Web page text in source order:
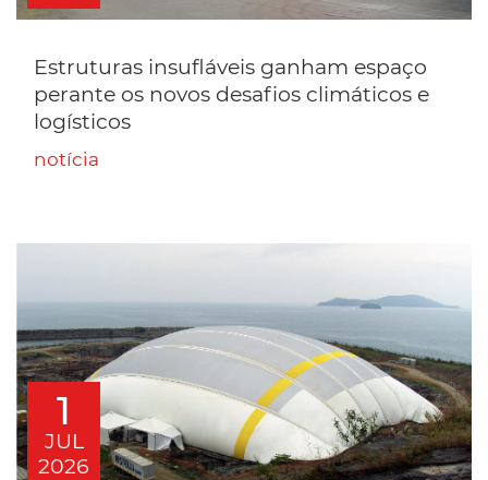
Estruturas insufláveis ganham espaço
perante os novos desafios climáticos e
logísticos
notícia
1
JUL
2026